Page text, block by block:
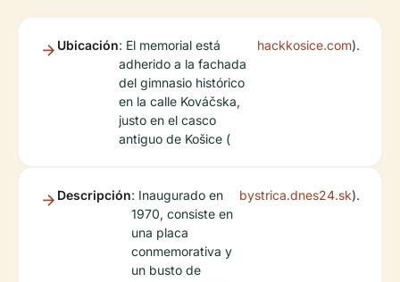
Ubicación: El memorial está
adherido a la fachada
del gimnasio histórico
en la calle Kováčska,
justo en el casco
antiguo de Košice (
hackkosice.com).
Descripción: Inaugurado en
1970, consiste en
una placa
conmemorativa y
un busto de
bystrica.dnes24.sk).